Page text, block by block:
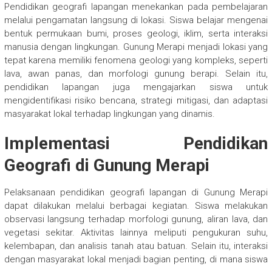
Pendidikan geografi lapangan menekankan pada pembelajaran
melalui pengamatan langsung di lokasi. Siswa belajar mengenai
bentuk permukaan bumi, proses geologi, iklim, serta interaksi
manusia dengan lingkungan. Gunung Merapi menjadi lokasi yang
tepat karena memiliki fenomena geologi yang kompleks, seperti
lava, awan panas, dan morfologi gunung berapi. Selain itu,
pendidikan lapangan juga mengajarkan siswa untuk
mengidentifikasi risiko bencana, strategi mitigasi, dan adaptasi
masyarakat lokal terhadap lingkungan yang dinamis.
Implementasi Pendidikan
Geografi di Gunung Merapi
Pelaksanaan pendidikan geografi lapangan di Gunung Merapi
dapat dilakukan melalui berbagai kegiatan. Siswa melakukan
observasi langsung terhadap morfologi gunung, aliran lava, dan
vegetasi sekitar. Aktivitas lainnya meliputi pengukuran suhu,
kelembapan, dan analisis tanah atau batuan. Selain itu, interaksi
dengan masyarakat lokal menjadi bagian penting, di mana siswa